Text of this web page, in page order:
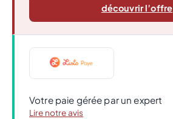
découvrir l’offre
Votre paie gérée par un expert
Lire notre avis